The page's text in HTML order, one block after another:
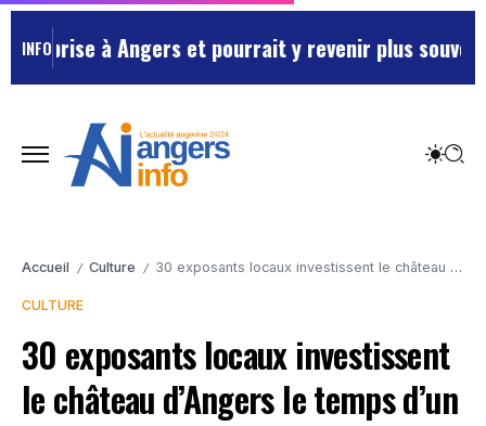
INFOà Angers et pourrait y revenir plus souvent …
Accueil / Culture / 30 exposants locaux investissent le château d’Angers le temps d’un weekend !
CULTURE
30 exposants locaux investissent
le château d’Angers le temps d’un